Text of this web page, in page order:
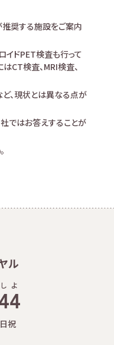
推奨する施設をご案内
イドPET検査も行って
CT検査、MRI検査、
、現状とは異なる点が
ではお答えすることが
ル
し よ
祝